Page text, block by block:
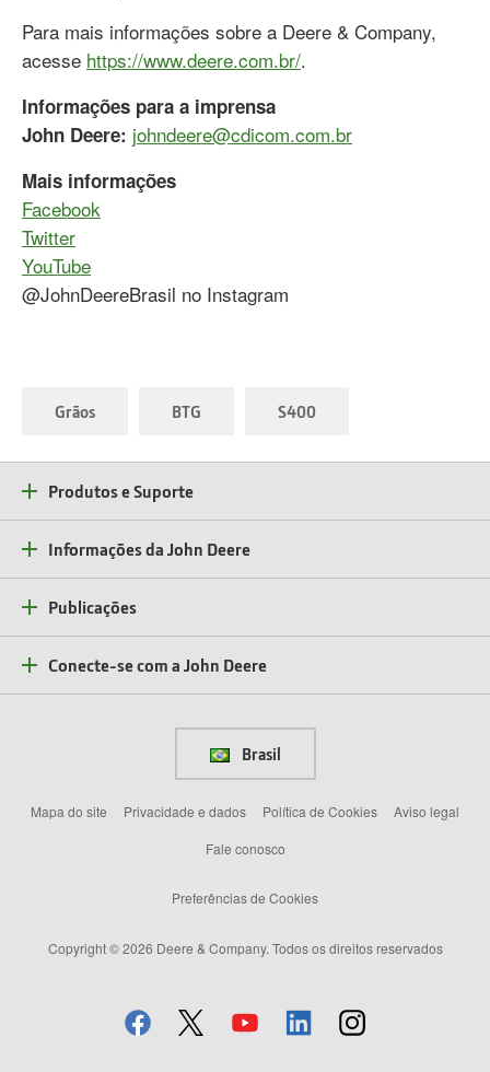
Para mais informações sobre a Deere & Company,
acesse https://www.deere.com.br/.
Informações para a imprensa
John Deere: johndeere@cdicom.com.br
Mais informações
Facebook
Twitter
YouTube
@JohnDeereBrasil no Instagram
Grãos BTG S400
Produtos e Suporte
Informações da John Deere
Publicações
Conecte-se com a John Deere
Brasil
Mapa do site Privacidade e dados Política de Cookies
Aviso legal
Fale conosco
Preferências de Cookies
Copyright © 2026 Deere & Company. Todos os direitos reservados